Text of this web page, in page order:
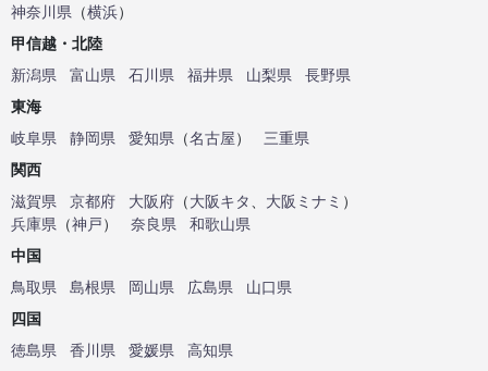
神奈川県 （横浜）
甲信越・北陸
新潟県
富山県 石川県 福井県 山梨県
長野県
東海
岐阜県
静岡県 愛知県 （名古屋）
三重県
関西
滋賀県
京都府 大阪府 （大阪キタ 大阪ミナミ ）
兵庫県 （神戸） 奈良県
和歌山県
中国
鳥取県
島根県 岡山県 広島県
山口県
四国
徳島県
香川県 愛媛県
高知県